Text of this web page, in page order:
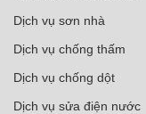
Dịch vụ sơn nhà
Dịch vụ chống thấm
Dịch vụ chống dột
Dịch vụ sửa điện nước